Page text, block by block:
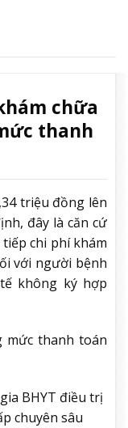
chữa
thanh
triệu đồng lên
đây là căn cứ
chi phí khám
với người bệnh
không ký hợp
mức thanh toán
BHYT điều trị
chuyên sâu